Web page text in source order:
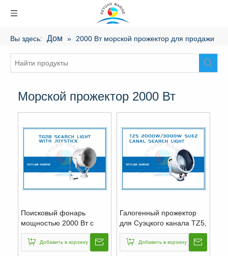
Вы здесь: Дом » 2000 Вт морской прожектор для продажи
Морской прожектор 2000 Вт
Поисковый фонарь
мощностью 2000 Вт с
мостовым управлением и
джойстиком
Добавить в корзину
Галогенный прожектор
для Суэцкого канала TZ5,
2000/3000 Вт
Добавить в корзину